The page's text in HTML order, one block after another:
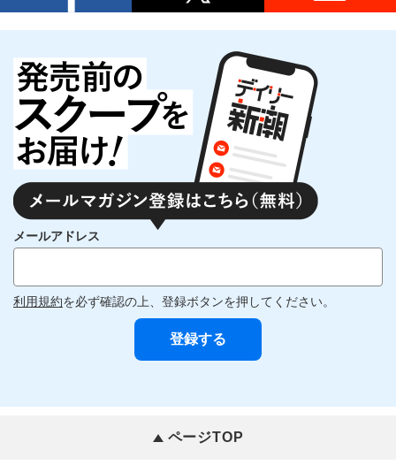
メールアドレス
利用規約を必ず確認の上、登録ボタンを押してください。
ページTOP